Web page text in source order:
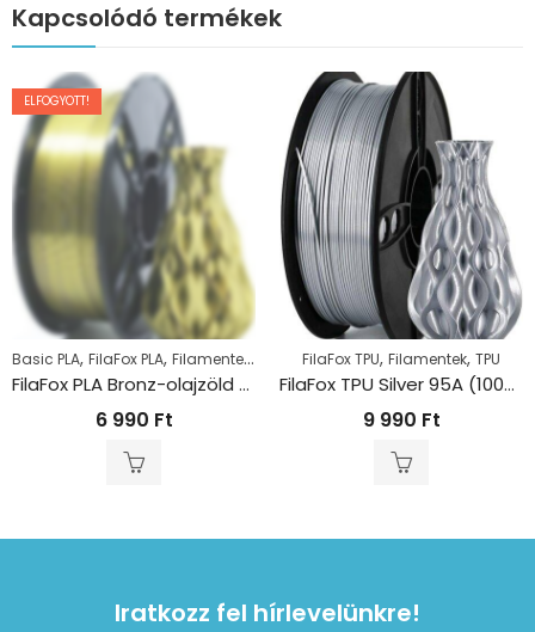
Kapcsolódó termékek
ELFOGYOTT!
Basic PLA, FilaFox PLA, Filamentek ,
FilaFox PLA Bronz-olajzöld (1000g / 1,75mm)
6 990 Ft
FilaFox TPU, Filamentek, TPU
FilaFox TPU Silver 95A (1000g / 1,75mm)
9 990 Ft
Iratkozz fel hírlevelünkre!